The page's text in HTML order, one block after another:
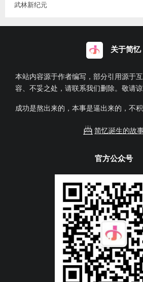
武林新纪元
关于简忆
本站内容源于作者编写，部分引用源于
容、不妥之处，请联系我们删除。敬请
成功是熬出来的，本事是逼出来的，不积
简忆诞生的故
官方公众号